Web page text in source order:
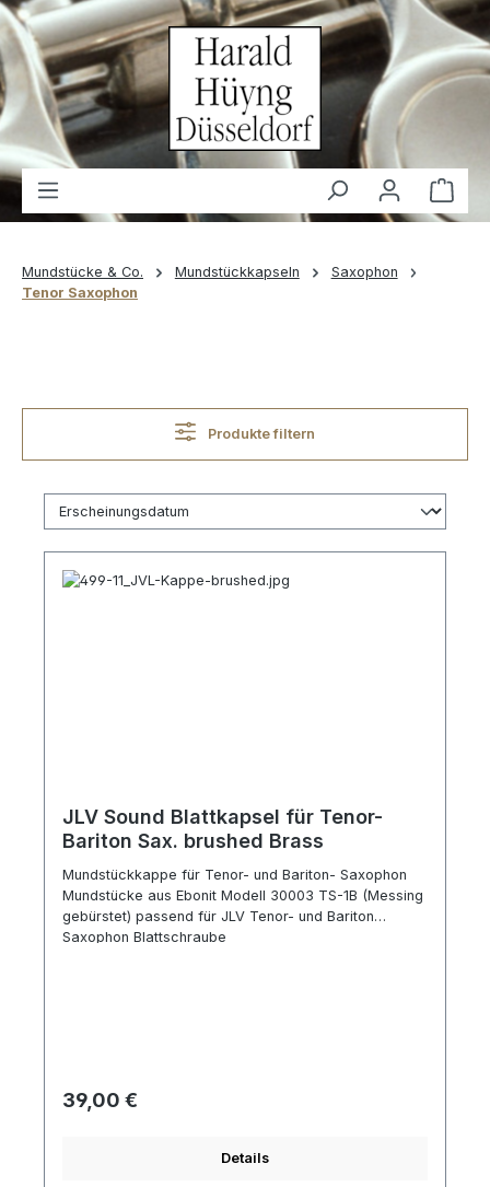
springen
Mundstücke & Co. Mundstückkapseln
Saxophon
Tenor Saxophon
Produkte filtern
JLV Sound Blattkapsel für Tenor-
Bariton Sax. brushed Brass
Mundstückkappe für Tenor- und Bariton- Saxophon
Mundstücke aus Ebonit Modell 30003 TS-1B (Messing
gebürstet) passend für JLV Tenor- und Bariton
Saxophon Blattschraube
Regulärer Preis:
39,00 €
Details